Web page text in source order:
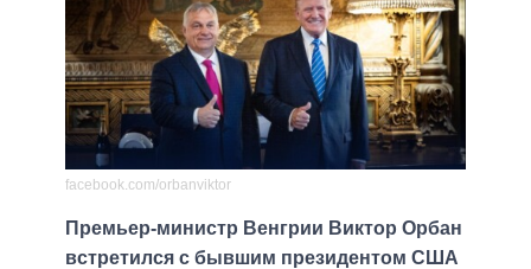
facebook.com/orbanviktor
Премьер-министр Венгрии Виктор Орбан
встретился с бывшим президентом США